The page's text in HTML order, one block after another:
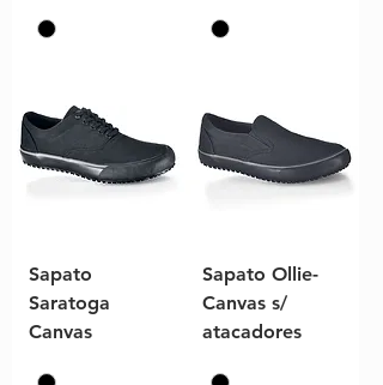
Sapato
Saratoga
Canvas
Sapato Ollie-
Canvas s/
atacadores